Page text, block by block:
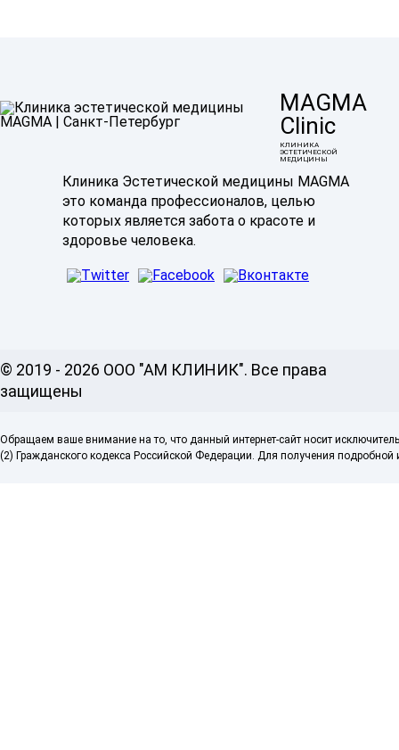
MAGMA
Clinic
КЛИНИКА
ЭСТЕТИЧЕСКОЙ
МЕДИЦИНЫ
Клиника Эстетической медицины MAGMA
это команда профессионалов, целью
которых является забота о красоте и
здоровье человека.
© 2019 - 2026 ООО "АМ КЛИНИК". Все права
защищены
Обращаем ваше внимание на то, что данный интернет-сайт носит
(2) Гражданского кодекса Российской Федерации. Для получения